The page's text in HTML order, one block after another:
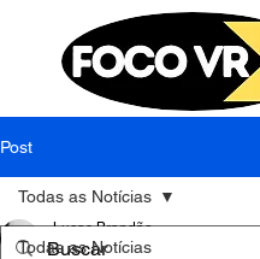
Post
Todas as Notícias
Todas as Notícias
Lucas Brandão
5 de dez. de 2023